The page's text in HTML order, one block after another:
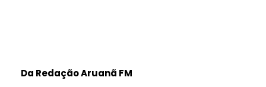
Da Redação Aruanã FM